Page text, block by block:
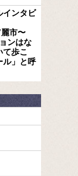
インタビ
市〜
ンはな
歩こ
ル」と呼